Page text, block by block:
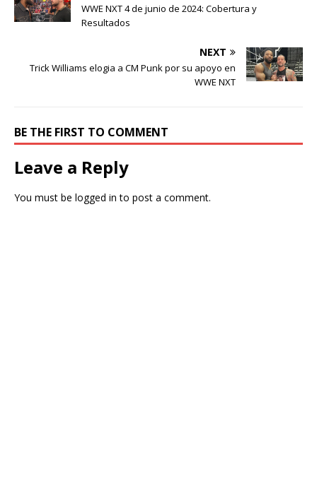
WWE NXT 4 de junio de 2024: Cobertura y
Resultados
NEXT
Trick Williams elogia a CM Punk por su apoyo en
WWE NXT
BE THE FIRST TO COMMENT
Leave a Reply
You must be logged in to post a comment.